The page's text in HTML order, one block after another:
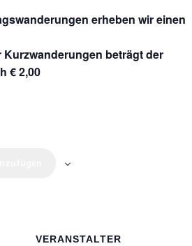
erheben wir einen
Kurzwanderungen beträgt der
€ 2,00
VERANSTALTER